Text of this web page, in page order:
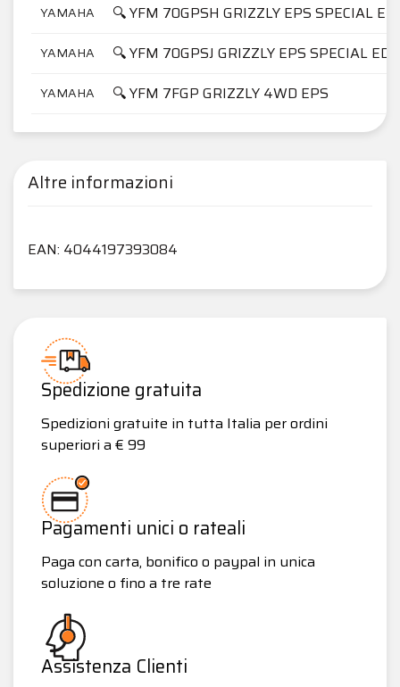
YAMAHA 🔍 YFM 70GPSH GRIZZLY EPS SPECIAL
YAMAHA 🔍 YFM 70GPSJ GRIZZLY EPS SPECIAL
YAMAHA 🔍 YFM 7FGP GRIZZLY 4WD EPS
Altre informazioni
EAN: 4044197393084
Spedizione gratuita
Spedizioni gratuite in tutta Italia per ordini
superiori a € 99
Pagamenti unici o rateali
Paga con carta, bonifico o paypal in unica
soluzione o fino a tre rate
Assistenza Clienti